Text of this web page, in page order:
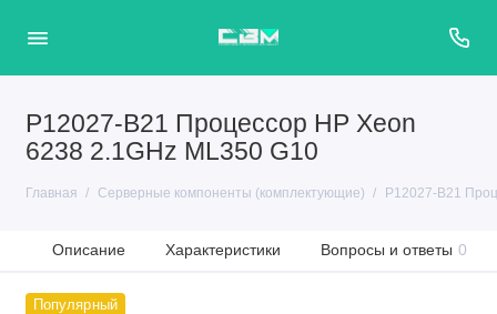
P12027-B21 Процессор HP Xeon
6238 2.1GHz ML350 G10
Главная Серверные компоненты (комплектующие) P12027-B21
Описание Характеристики Вопросы и ответы 0
Популярный